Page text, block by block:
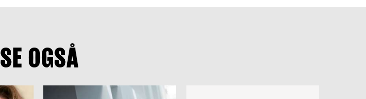
SE OGSÅ